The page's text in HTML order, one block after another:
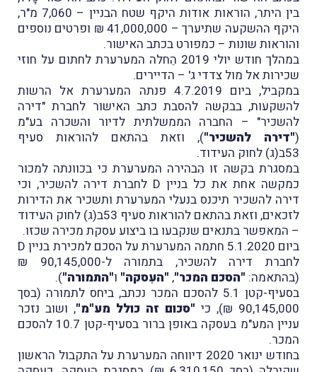
בין היתר, הוראות אודות היקף שטח הבניין – 7,060 מ"ר,
היקף ההשקעה שתיערך – 41,000,000 ₪ ופרטים נוספים
והוראות שונות – כמפורט בכתב האישור.
במהלך חודש יולי 2019 הֵחלה המערערת לחתום על חוזי
שכירות אל מול צדדי ג' – הדיירים.
במקביל, ביום 4.7.2019 פנתה המערערת אל הרשות
להשקעות, בבקשה להסבת כתב האישור לחברת "דירה
להשכיר" – החברה הממשלתית לדיור והשכרה בע"מ
("דירה להשכיר"), וזאת בהתאם להוראות סעיף
53ב(ג) לחוק העידוד.
במסגרת בקשה זו הִבהירה המערערת כי בכוונתה למכור
כמקשה אחת את כל בניין D לחברת דירה להשכיר, וכי
דירה להשכיר תיכנס בנעלי המערערת ותשכיר את הדירות
לזכאים, וזאת בהתאם להוראות סעיף 53ב(ג) לחוק העידוד
– המאפשר בתנאים שנקבעו בו ביצוע עסקת מכירה שכזו.
ביום 5.1.2020 חתמה המערערת על הסכם למכירת בניין D
לחברת דירה להשכיר, בתמורה ל-90,145,000 ₪
(בהתאמה: "הסכם המכר", "העִסקה" ו"התמורה").
בסעיף-קטן 5.1 להסכם המכר נכתב, ביחס לתמורה (בסך
90,145,000 ₪), כי
"סכום זה כולל מע"מ", ושוב נזכר
עניין המע"מ בעסקה באופן ברור בסעיף-קטן 10.7 להסכם
המכר.
בחודש ינואר 2020 דיווחה המערערת על התקבול הראשון